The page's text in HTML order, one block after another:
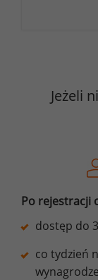
Jeżeli
Po rejestracji
dostęp do
co tydzień